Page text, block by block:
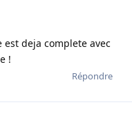
deja complete avec
!
Répondre